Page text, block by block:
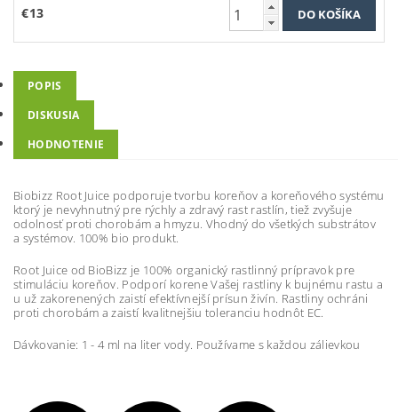
€13
POPIS
DISKUSIA
HODNOTENIE
Biobizz Root Juice podporuje tvorbu koreňov a koreňového systému
ktorý je nevyhnutný pre rýchly a zdravý rast rastlín, tiež zvyšuje
odolnosť proti chorobám a hmyzu. Vhodný do všetkých substrátov
a systémov. 100% bio produkt.
Root Juice od BioBizz je 100% organický rastlinný prípravok pre
stimuláciu koreňov. Podporí korene Vašej rastliny k bujnému rastu a
u už zakorenených zaistí efektívnejší prísun živín. Rastliny ochráni
proti chorobám a zaistí kvalitnejšiu toleranciu hodnôt EC.
Dávkovanie: 1 - 4 ml na liter vody. Používame s každou zálievkou